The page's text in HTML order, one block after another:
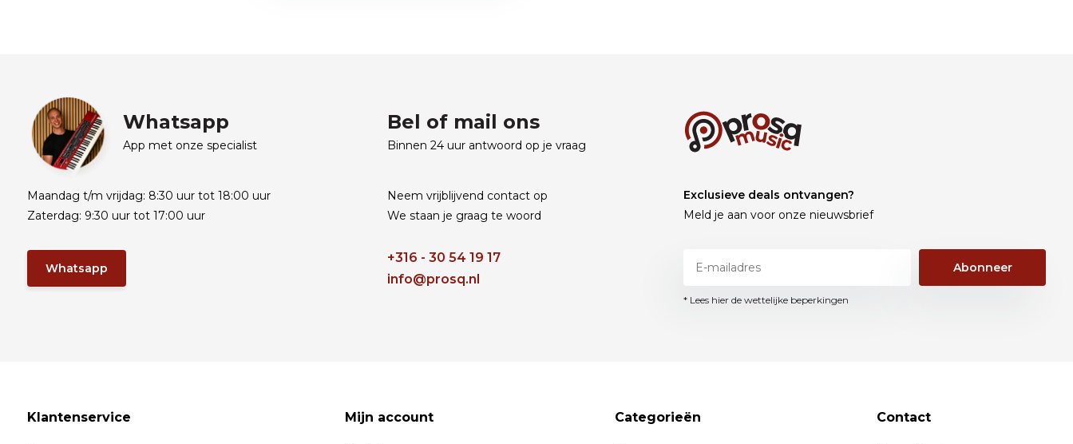
Whatsapp
App met onze specialist
Maandag t/m vrijdag: 8:30 uur tot 18:00 uur
Zaterdag: 9:30 uur tot 17:00 uur
Whatsapp
Bel of mail ons
Binnen 24 uur antwoord op je vraag
Neem vrijblijvend contact op
We staan je graag te woord
+316 - 30 54 19 17
info@prosq.nl
Exclusieve deals ontvangen?
Meld je aan voor onze nieuwsbrief
Abonneer
* Lees hier de wettelijke beperkingen
Klantenservice Mijn account Categorieën Contact